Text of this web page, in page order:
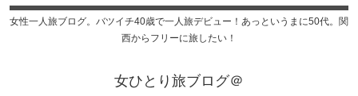
女性一人旅ブログ。バツイチ40歳で一人旅デビュー！あっというまに50代。関
西からフリーに旅したい！
女ひとり旅ブログ＠